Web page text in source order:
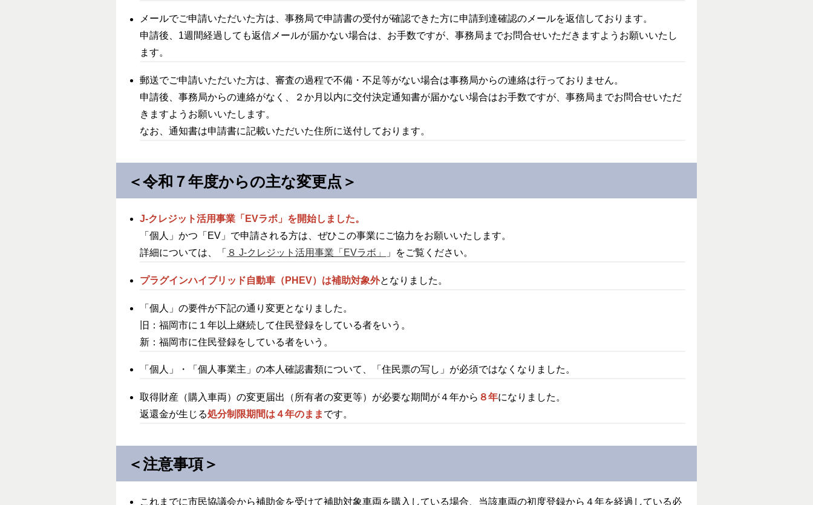
メールでご申請いただいた方は、事務局で申請書の受付が確認できた方に申請到達確認のメールを返信しております。
申請後、1週間経過しても返信メールが届かない場合は、お手数ですが、事務局までお問合せいただきますようお願いいたし
ます。
郵送でご申請いただいた方は、審査の過程で不備・不足等がない場合は事務局からの連絡は行っておりません。
申請後、事務局からの連絡がなく、２か月以内に交付決定通知書が届かない場合はお手数ですが、事務局までお問合せいただ
きますようお願いいたします。
なお、通知書は申請書に記載いただいた住所に送付しております。
＜令和７年度からの主な変更点＞
J-クレジット活用事業「EVラボ」を開始しました。
「個人」かつ「EV」で申請される方は、ぜひこの事業にご協力をお願いいたします。
詳細については、「 ８ J-クレジット活用事業「EVラボ」 」をご覧ください。
プラグインハイブリッド自動車（PHEV）は補助対象外となりました。
「個人」の要件が下記の通り変更となりました。
旧：福岡市に１年以上継続して住民登録をしている者をいう。
新：福岡市に住民登録をしている者をいう。
「個人」・「個人事業主」の本人確認書類について、「住民票の写し」が必須ではなくなりました。
取得財産（購入車両）の変更届出（所有者の変更等）が必要な期間が４年から ８年になりました。
返還金が生じる処分制限期間は４年のまま です。
＜注意事項＞
これまでに市民協議会から補助金を受けて補助対象車両を購入している場合、当該車両の初度登録から４年を経過している必